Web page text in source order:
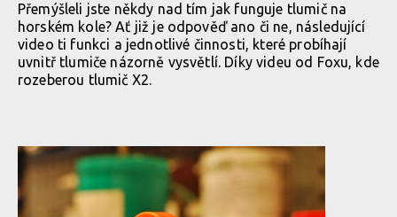
Přemýšleli jste někdy nad tím jak funguje tlumič na
horském kole? Ať již je odpověď ano či ne, následující
video ti funkci a jednotlivé činnosti, které probíhají
uvnitř tlumiče názorně vysvětlí. Díky videu od Foxu, kde
rozeberou tlumič X2.